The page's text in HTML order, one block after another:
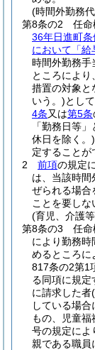
(時間外勤務
第8条の2
任命
36年日進町
において「給
時間外勤務手
ところによ
措置の対象と
いう。)とし
4条又は第5条
「勤務日等
休日を除く。)
定することが
2
前項の規定
は、当該時
ぜられる場合
ことを要しな
(育児、介護
第8条の3
任命
により勤務時
めるところに
817条の2第1
る同項に規
に請求した者
している場合
もの、児童福
号の規定によ
親である職員